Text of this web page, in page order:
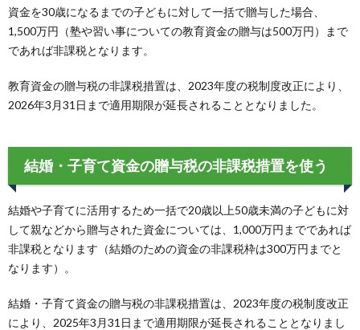
資金を30歳になるまでの子どもに対して一括で贈与した場合、
1,500万円（塾や習い事についての教育資金の贈与は500万円）まで
であれば非課税となります。
教育資金の贈与税の非課税措置は、2023年度の税制度改正により、
2026年3月31日まで適用期限が延長されることとなりました。
結婚・子育て資金の贈与税の非課税措置を使う
結婚や子育てに活用するため一括で20歳以上50歳未満の子どもに対
して親などから贈与された資金については、1,000万円までであれば
非課税となります（結婚のための資金の非課税枠は300万円までと
なります）。
結婚・子育て資金の贈与税の非課税措置は、2023年度の税制度改正
により、2025年3月31日まで適用期限が延長されることとなりまし